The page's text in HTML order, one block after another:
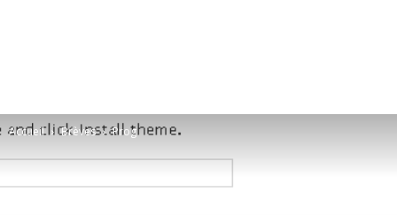
Accueil Brèves Prog